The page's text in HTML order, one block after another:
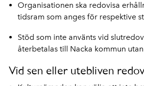
Organisationen ska redovisa
tidsram som anges för respektive
Stöd som inte använts vid
återbetalas till Nacka kommun
Vid sen eller utebliven